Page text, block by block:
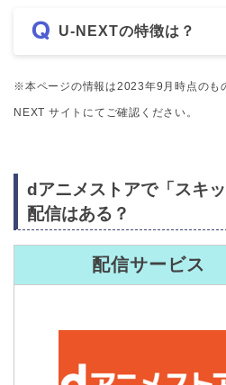
U-NEXTの特徴は？
※本ページの情報は2023年9月時点のも
NEXT サイトにてご確認ください。
dアニメストアで「スキ
配信はある？
配信サービス